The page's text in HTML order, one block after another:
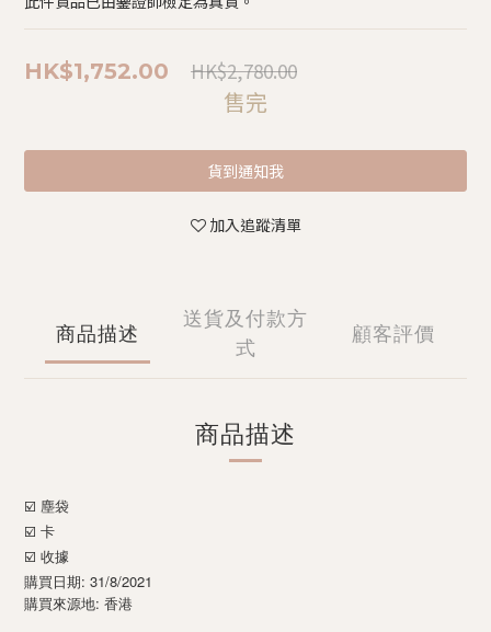
HK$1,752.00 HK$2,780.00
售完
貨到通知我
加入追蹤清單
商品描述
送貨及付款方
式
顧客評價
商品描述
☑️ 塵袋
☑️ 卡
☑️ 收據
購買日期: 31/8/2021
購買來源地: 香港